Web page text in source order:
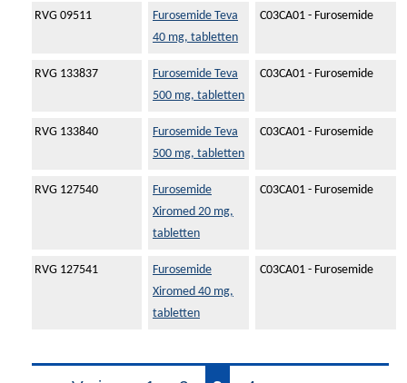
RVG 09511
Furosemide Teva
40 mg, tabletten
C03CA01 - Furosemide
RVG 133837
Furosemide Teva
500 mg, tabletten
C03CA01 - Furosemide
RVG 133840
Furosemide Teva
500 mg, tabletten
C03CA01 - Furosemide
RVG 127540
Furosemide
Xiromed 20 mg,
tabletten
C03CA01 - Furosemide
RVG 127541
Furosemide
Xiromed 40 mg,
tabletten
C03CA01 - Furosemide